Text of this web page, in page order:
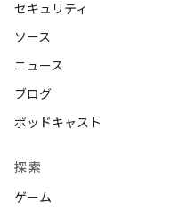
セキュリティ
ソース
ニュース
ブログ
ポッドキャスト
探索
ゲーム